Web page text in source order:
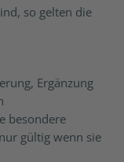
so gelten die
Ergänzung
besondere
gültig wenn sie